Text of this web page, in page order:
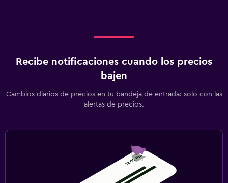
Recibe notificaciones cuando los precios
bajen
Cambios diarios de precios en tu bandeja de entrada: solo con las
alertas de precios.